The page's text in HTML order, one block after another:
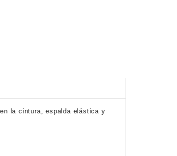
la cintura, espalda elástica y